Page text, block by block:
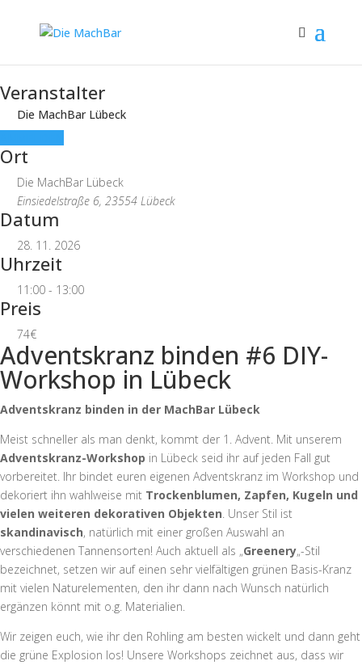
Veranstalter
Die MachBar Lübeck
Ort
Die MachBar Lübeck
Einsiedelstraße 6, 23554 Lübeck
Datum
28. 11. 2026
Uhrzeit
11:00 - 13:00
Preis
74€
Adventskranz binden #6 DIY-
Workshop in Lübeck
Adventskranz binden in der MachBar Lübeck
Meist schneller als man denkt, kommt der 1. Advent. Mit unserem
Adventskranz-Workshop in Lübeck seid ihr auf jeden Fall gut
vorbereitet. Ihr bindet euren eigenen Adventskranz im Workshop und
dekoriert ihn wahlweise mit Trockenblumen, Zapfen, Kugeln und
vielen weiteren dekorativen Objekten. Unser Stil ist
skandinavisch, natürlich mit einer großen Auswahl an
verschiedenen Tannensorten! Auch aktuell als „Greenery„-Stil
bezeichnet, setzen wir auf einen sehr vielfältigen grünen Basis-Kranz
mit vielen Naturelementen, den ihr dann nach Wunsch natürlich
ergänzen könnt mit o.g. Materialien.
Wir zeigen euch, wie ihr den Rohling am besten wickelt und dann geht
die grüne Explosion los! Unsere Workshops zeichnet aus, dass wir